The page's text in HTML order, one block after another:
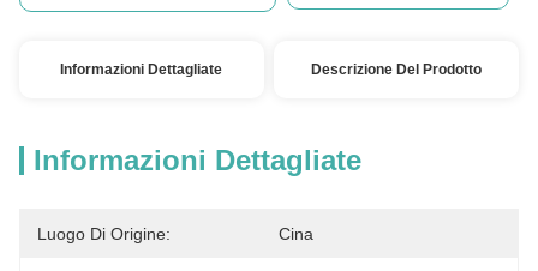
Informazioni Dettagliate Descrizione Del Prodotto
Informazioni Dettagliate
Luogo Di Origine: Cina